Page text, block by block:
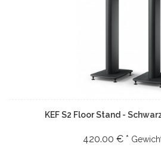
KEF S2 Floor Stand -
420.00 € *